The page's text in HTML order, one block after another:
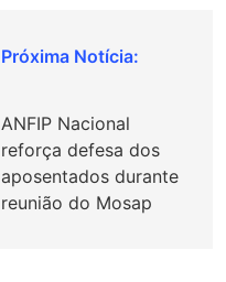
ANFIP Nacional
reforça defesa dos
aposentados durante
reunião do Mosap